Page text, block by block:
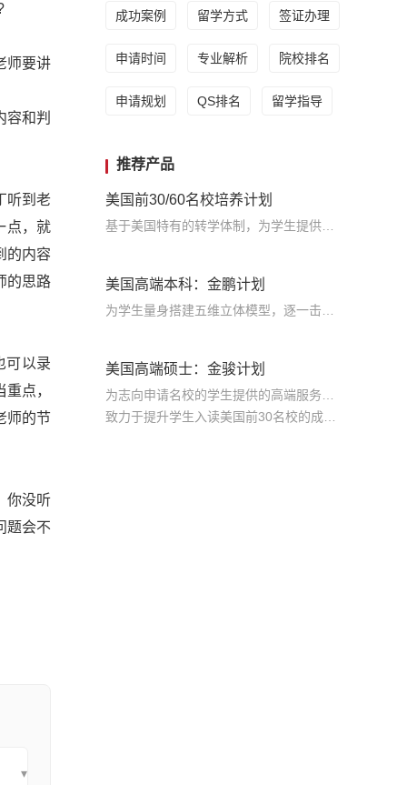
师要讲
容和判
听到老
点，就
的内容
的思路
可以录
点，
师的节
你没听
题会不
▾
成功案例 留学方式 签证办理
申请时间 专业解析 院校排名
申请规划 QS排名 留学指导
推荐产品
美国前30/60名校培养计划
美国高端本科：金鹏计划
美国高端硕士：金骏计划